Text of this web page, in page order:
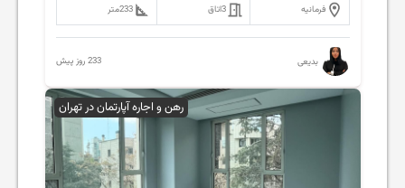
فرمانیه 3اتاق 233متر
بدیعی 233 روز پیش
رهن و اجاره آپارتمان در تهران